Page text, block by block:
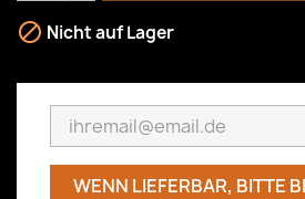
 Nicht auf Lager
WENN LIEFERBAR, BITTE